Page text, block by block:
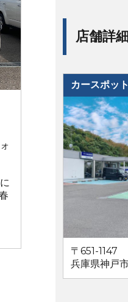
店舗詳
カースポッ
〒651-1147
兵庫県神戸